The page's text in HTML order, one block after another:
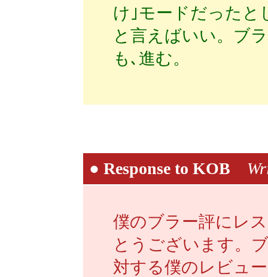
け｣モードだったと
と言えばいい。ブ
も､進む。
● Response to KOB
僕のブラー評にレ
とうございます。
対する僕のレビュ